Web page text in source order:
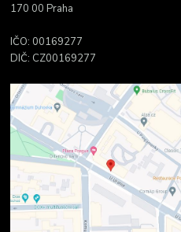
170 00 Praha
IČO: 00169277
DIČ: CZ00169277